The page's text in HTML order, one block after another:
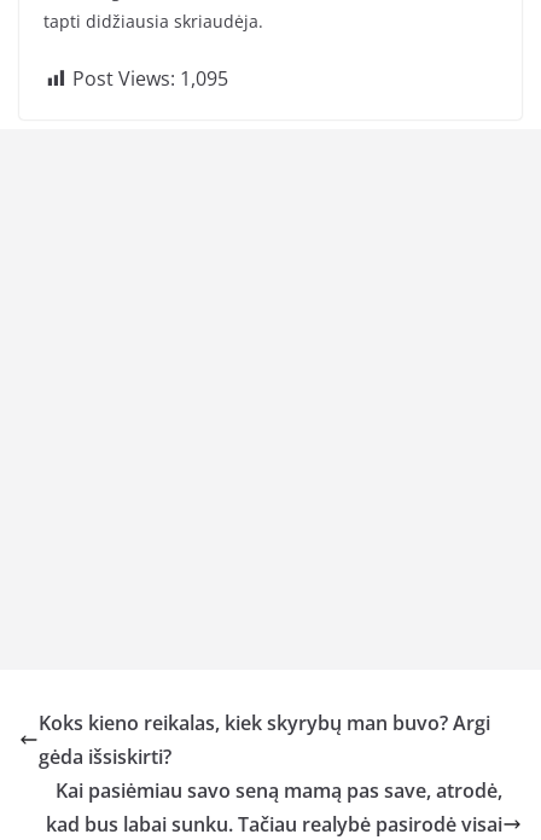
tapti didžiausia skriaudėja.
Post Views: 1,095
Koks kieno reikalas, kiek skyrybų man buvo? Argi
gėda išsiskirti?
Kai pasiėmiau savo seną mamą pas save, atrodė,
kad bus labai sunku. Tačiau realybė pasirodė visai